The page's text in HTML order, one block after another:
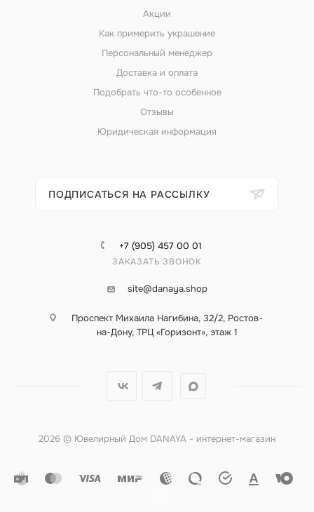
Акции
Как примерить украшение
Персональный менеджер
Доставка и оплата
Подобрать что-то особенное
Отзывы
Юридическая информация
ПОДПИСАТЬСЯ НА РАССЫЛКУ
+7 (905) 457 00 01
ЗАКАЗАТЬ ЗВОНОК
site@danaya.shop
Проспект Михаила Нагибина, 32/2, Ростов-
на-Дону, ТРЦ «Горизонт», этаж 1
2026 © Ювелирный Дом DANAYA - интернет-магазин